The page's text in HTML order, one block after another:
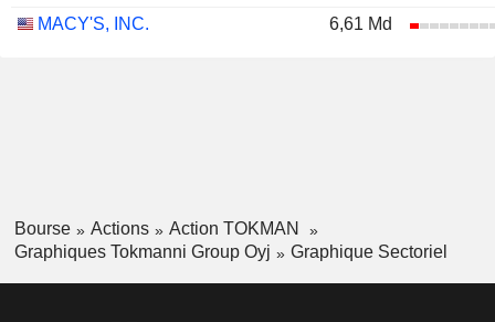
MACY'S, INC.
6,61 Md
Bourse Actions
Action TOKMAN
Graphiques Tokmanni Group Oyj
Graphique Sectoriel